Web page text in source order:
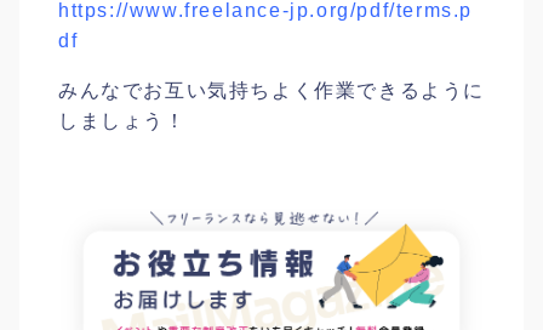
https://www.freelance-jp.org/pdf/terms.p
df
みんなでお互い気持ちよく作業できるように
しましょう！